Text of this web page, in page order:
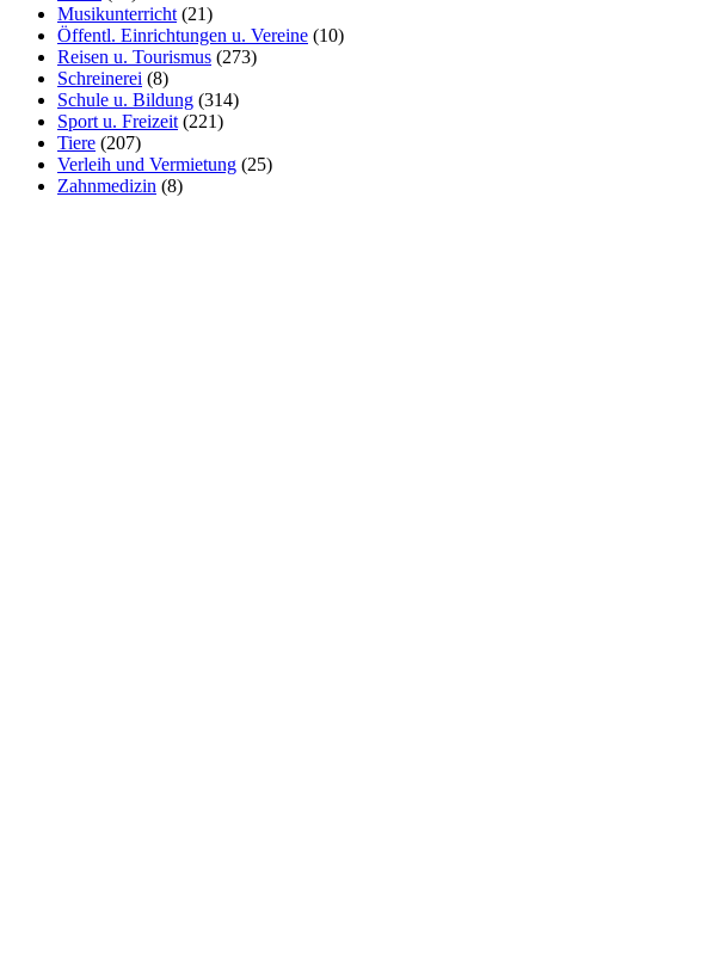
Musikunterricht (21)
Öffentl. Einrichtungen u. Vereine (10)
Reisen u. Tourismus (273)
Schreinerei (8)
Schule u. Bildung (314)
Sport u. Freizeit (221)
Tiere (207)
Verleih und Vermietung (25)
Zahnmedizin (8)